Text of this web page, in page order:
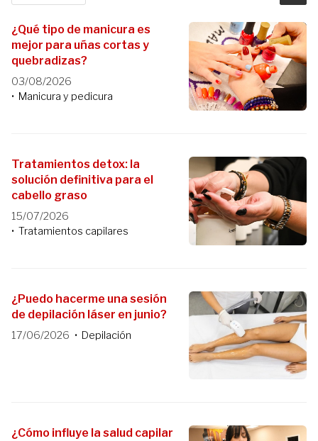
¿Qué tipo de manicura es
mejor para uñas cortas y
quebradizas?
03/08/2026
Manicura y pedicura
Tratamientos detox: la
solución definitiva para el
cabello graso
15/07/2026
Tratamientos capilares
¿Puedo hacerme una sesión
de depilación láser en junio?
17/06/2026 Depilación
¿Cómo influye la salud capilar